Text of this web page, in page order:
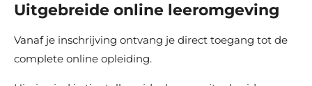
Uitgebreide online leeromgeving
Vanaf je inschrijving ontvang je direct toegang tot de
complete online opleiding.